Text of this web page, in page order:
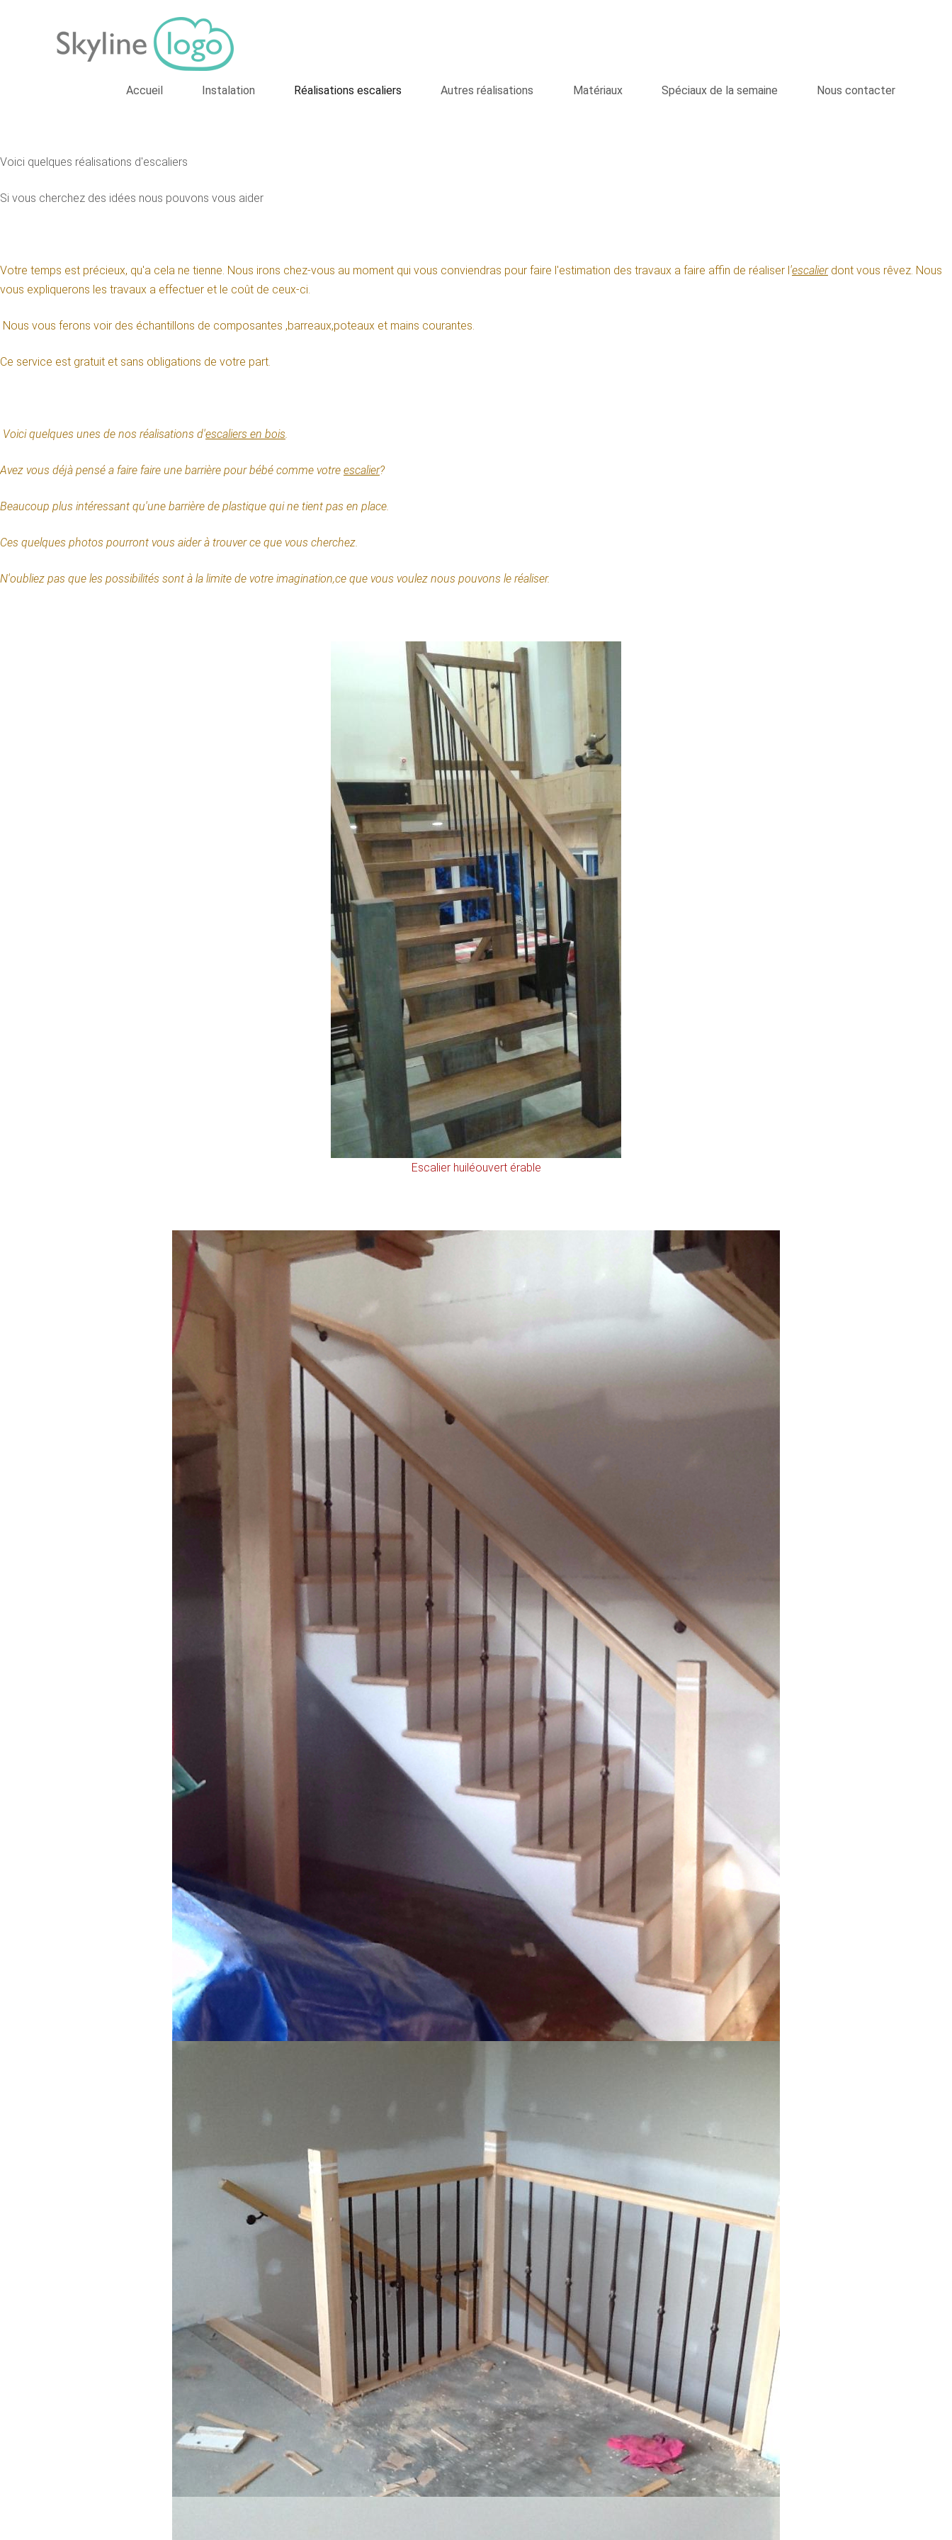
Accueil Instalation Réalisations escaliers Autres réalisations Matériaux Spéciaux de la semaine Nous contacter
Voici quelques réalisations d'escaliers
Si vous cherchez des idées nous pouvons vous aider
Votre temps est précieux, qu'a cela ne tienne. Nous irons chez-vous au moment qui vous conviendras pour faire l'estimation des travaux a faire affin de réaliser l'escalierdont vous rêvez. Nous
vous expliquerons les travaux a effectuer et le coût de ceux-ci.
Nous vous ferons voir des échantillons de composantes ,barreaux,poteaux et mains courantes.
Ce service est gratuit et sans obligations de votre part.
Voici quelques unes de nos réalisations d'escaliers en bois.
Avez vous déjà pensé a faire faire une barrière pour bébé comme votre escalier?
Beaucoup plus intéressant qu'une barrière de plastique qui ne tient pas en place.
Ces quelques photos pourront vous aider à trouver ce que vous cherchez.
N'oubliez pas que les possibilités sont à la limite de votre imagination,ce que vous voulez nous pouvons le réaliser.
Escalier huiléouvert érable